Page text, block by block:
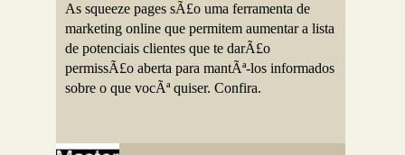
As squeeze pages sÃ£o uma ferramenta de
marketing online que permitem aumentar a lista
de potenciais clientes que te darÃ£o
permissÃ£o aberta para mantÃª-los informados
sobre o que vocÃª quiser. Confira.